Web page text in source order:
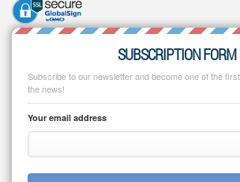
SUBSCRIPTION FORM
Subscribe to our newsletter and become one of the
the news!
Your email address